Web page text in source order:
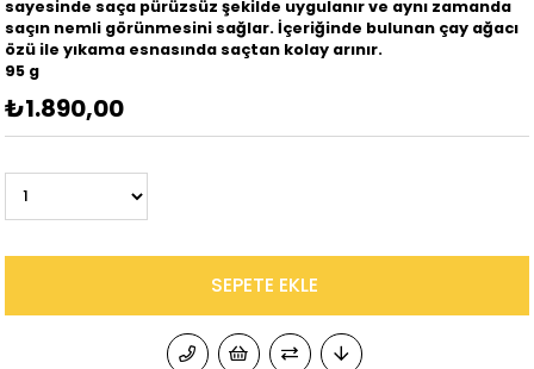
sayesinde saça pürüzsüz şekilde uygulanır ve aynı zamanda
saçın nemli görünmesini sağlar. İçeriğinde bulunan çay ağacı
özü ile yıkama esnasında saçtan kolay arınır.
95 g
₺1.890,00